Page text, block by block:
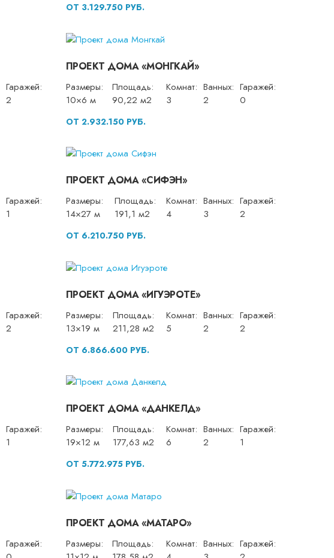
ОТ 3.129.750 РУБ.
Гаражей:
2
ПРОЕКТ ДОМА «МОНГКАЙ»
Размеры:
10×6 м
Площадь:
90,22 м2
Комнат:
3
Ванных:
2
Гаражей:
0
ОТ 2.932.150 РУБ.
Гаражей:
1
ПРОЕКТ ДОМА «СИФЭН»
Размеры:
14×27 м
Площадь:
191,1 м2
Комнат:
4
Ванных:
3
Гаражей:
2
ОТ 6.210.750 РУБ.
Гаражей:
2
ПРОЕКТ ДОМА «ИГУЭРОТЕ»
Размеры:
13×19 м
Площадь:
211,28 м2
Комнат:
5
Ванных:
2
Гаражей:
2
ОТ 6.866.600 РУБ.
Гаражей:
1
ПРОЕКТ ДОМА «ДАНКЕЛД»
Размеры:
19×12 м
Площадь:
177,63 м2
Комнат:
6
Ванных:
2
Гаражей:
1
ОТ 5.772.975 РУБ.
Гаражей:
ПРОЕКТ ДОМА «МАТАРО»
Размеры:
Площадь:
Комнат: Ванных: Гаражей: